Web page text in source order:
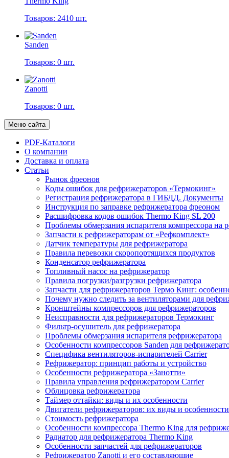
Товаров: 2410 шт.
Sanden
Товаров: 0 шт.
Zanotti
Товаров: 0 шт.
Меню сайта
PDF-Каталоги
О компании
Доставка и оплата
Статьи
Рынок фреонов
Коды ошибок для рефрижераторов «Термокинг»
Регистрация рефрижератора в ГИБДД. Документы
Инструкция по заправке рефрижератора фреоном
Расшифровка кодов ошибок Thermo King SL 200
Проблемы обмерзания испарителя компрессора на
Запчасти к рефрижераторам от «Рефкомплект»
Датчик температуры для рефрижератора
Правила перевозки скоропортящихся продуктов
Конденсатор рефрижератора
Топливный насос на рефрижератор
Правила погрузки/разгрузки рефрижератора
Запчасти для рефрижераторов Термо Кинг:
Почему нужно следить за вентиляторами для
Кронштейны компрессоров для рефрижераторов
Неисправности для рефрижераторов Термокинг
Фильтр-осушитель для рефрижератора
Проблемы обмерзания испарителя рефрижератора
Особенности компрессоров Sanden для
Специфика вентиляторов-испарителей Carrier
Рефрижератор: принцип работы и устройство
Особенности рефрижератора «Занотти»
Правила управления рефрижератором Carrier
Облицовка рефрижератора
Таймер оттайки: виды и их особенности
Двигатели рефрижераторов: их виды и особенности
Стоимость рефрижератора
Особенности компрессора Thermo King для
Радиатор для рефрижератора Thermo King
Особенности запчастей для рефрижераторов
Рефрижератор Zanotti и его составляющие